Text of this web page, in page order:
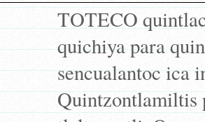
TOTECO
quichiya para
sencualantoc ica
Quintzontlamiltis